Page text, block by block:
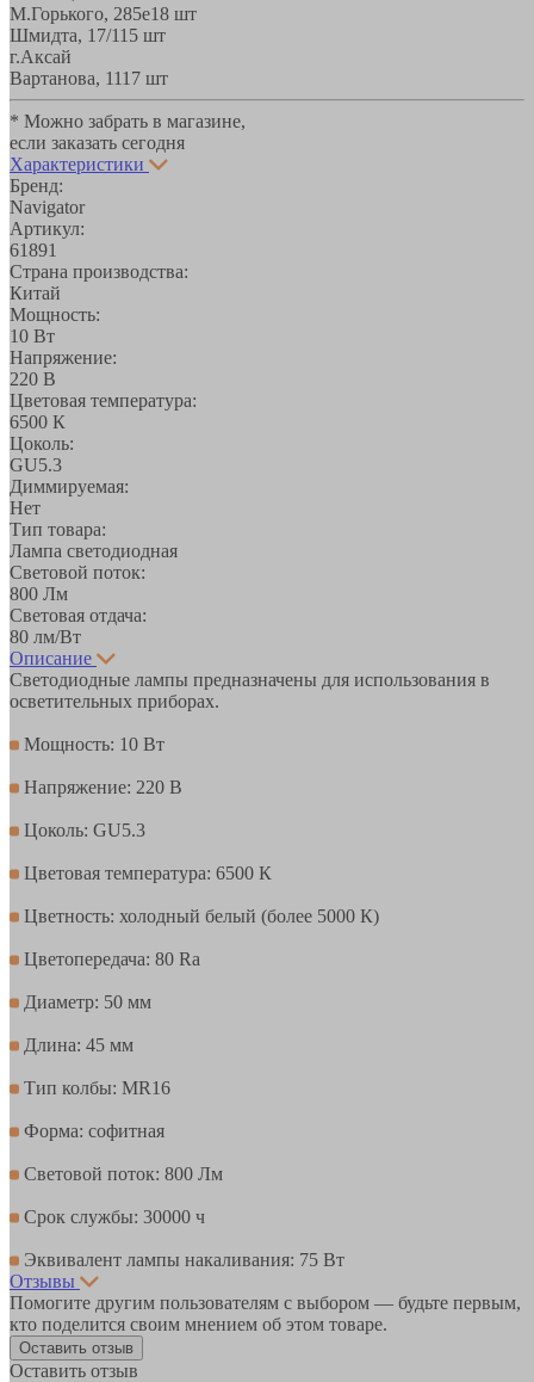
М.Горького, 285е18 шт
Шмидта, 17/115 шт
г.Аксай
Вартанова, 1117 шт
* Можно забрать в магазине,
если заказать сегодня
Характеристики
Бренд:
Navigator
Артикул:
61891
Страна производства:
Китай
Мощность:
10 Вт
Напряжение:
220 В
Цветовая температура:
6500 К
Цоколь:
GU5.3
Диммируемая:
Нет
Тип товара:
Лампа светодиодная
Световой поток:
800 Лм
Световая отдача:
80 лм/Вт
Описание
Светодиодные лампы предназначены для использования в
осветительных приборах.
Мощность: 10 Вт
Напряжение: 220 В
Цоколь: GU5.3
Цветовая температура: 6500 К
Цветность: холодный белый (более 5000 К)
Цветопередача: 80 Ra
Диаметр: 50 мм
Длина: 45 мм
Тип колбы: MR16
Форма: софитная
Световой поток: 800 Лм
Срок службы: 30000 ч
Эквивалент лампы накаливания: 75 Вт
Отзывы
Помогите другим пользователям с выбором — будьте первым,
кто поделится своим мнением об этом товаре.
Оставить отзыв
Оставить отзыв